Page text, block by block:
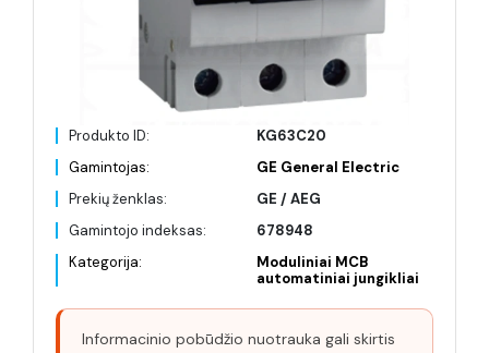
Produkto ID:
KG63C20
Gamintojas:
GE General Electric
Prekių ženklas:
GE / AEG
Gamintojo indeksas:
678948
Kategorija:
Moduliniai MCB
automatiniai jungikliai
Informacinio pobūdžio nuotrauka gali skirtis